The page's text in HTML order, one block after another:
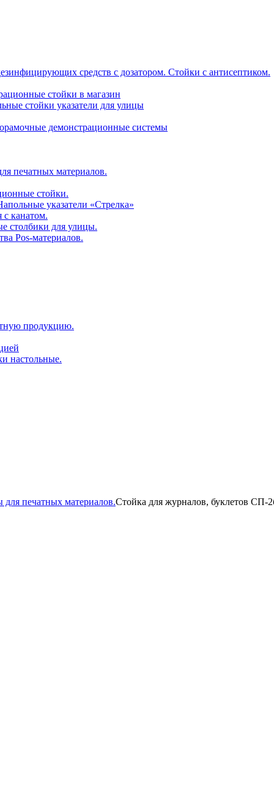
средств с дозатором. Стойки с антисептиком.
стойки в магазин
стойки указатели для улицы
демонстрационные системы
печатных материалов.
стойки.
указатели «Стрелка»
канатом.
столбики для улицы.
Pos-материалов.
продукцию.
настольные.
печатных материалов.Стойка для журналов, буклетов СП-